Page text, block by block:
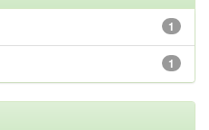
1
1